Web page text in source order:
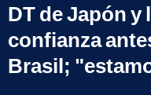
DT de Japón y
confianza
Brasil;